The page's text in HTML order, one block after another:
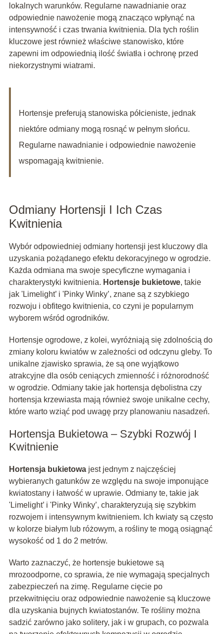
lokalnych warunków. Regularne nawadnianie oraz
odpowiednie nawożenie mogą znacząco wpłynąć na
intensywność i czas trwania kwitnienia. Dla tych roślin
kluczowe jest również właściwe stanowisko, które
zapewni im odpowiednią ilość światła i ochronę przed
niekorzystnymi wiatrami.
Hortensje preferują stanowiska półcieniste, jednak
niektóre odmiany mogą rosnąć w pełnym słońcu.
Regularne nawadnianie i odpowiednie nawożenie
wspomagają kwitnienie.
Odmiany Hortensji I Ich Czas
Kwitnienia
Wybór odpowiedniej odmiany hortensji jest kluczowy dla
uzyskania pożądanego efektu dekoracyjnego w ogrodzie.
Każda odmiana ma swoje specyficzne wymagania i
charakterystyki kwitnienia. Hortensje bukietowe, takie
jak 'Limelight’ i 'Pinky Winky’, znane są z szybkiego
rozwoju i obfitego kwitnienia, co czyni je popularnym
wyborem wśród ogrodników.
Hortensje ogrodowe, z kolei, wyróżniają się zdolnością do
zmiany koloru kwiatów w zależności od odczynu gleby. To
unikalne zjawisko sprawia, że są one wyjątkowo
atrakcyjne dla osób ceniących zmienność i różnorodność
w ogrodzie. Odmiany takie jak hortensja dębolistna czy
hortensja krzewiasta mają również swoje unikalne cechy,
które warto wziąć pod uwagę przy planowaniu nasadzeń.
Hortensja Bukietowa – Szybki Rozwój I
Kwitnienie
Hortensja bukietowajest jednym z najczęściej
wybieranych gatunków ze względu na swoje imponujące
kwiatostany i łatwość w uprawie. Odmiany te, takie jak
'Limelight’ i 'Pinky Winky’, charakteryzują się szybkim
rozwojem i intensywnym kwitnieniem. Ich kwiaty są często
w kolorze białym lub różowym, a rośliny te mogą osiągnąć
wysokość od 1 do 2 metrów.
Warto zaznaczyć, że hortensje bukietowe są
mrozoodporne, co sprawia, że nie wymagają specjalnych
zabezpieczeń na zimę. Regularne cięcie po
przekwitnięciu oraz odpowiednie nawożenie są kluczowe
dla uzyskania bujnych kwiatostanów. Te rośliny można
sadzić zarówno jako solitery, jak i w grupach, co pozwala